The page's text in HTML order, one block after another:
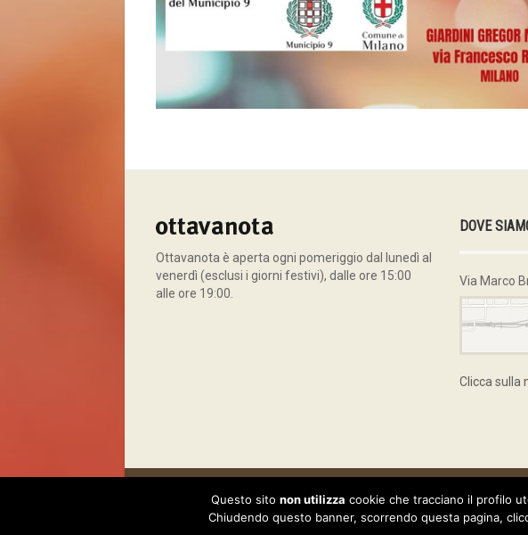
Ottavanota è aperta ogni pomeriggio dal lunedì al
venerdì (esclusi i giorni festivi), dalle ore 15:00
alle ore 19:00.
DOVE
Via Marco
Clicca sulla
© 2026 Ottavanota. Tutti i diritti riservati. Privacy policy|Cookie policy
Questo sito non utilizza cookie che tracciano il profilo
Chiudendo questo banner, scorrendo questa pagina,